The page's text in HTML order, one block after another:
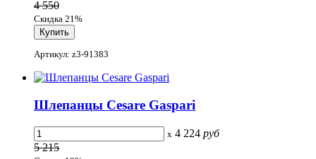
4 550
Скидка 21%
Артикул: z3-91383
Шлепанцы Cesare Gaspari
x 4 224 руб
5 215